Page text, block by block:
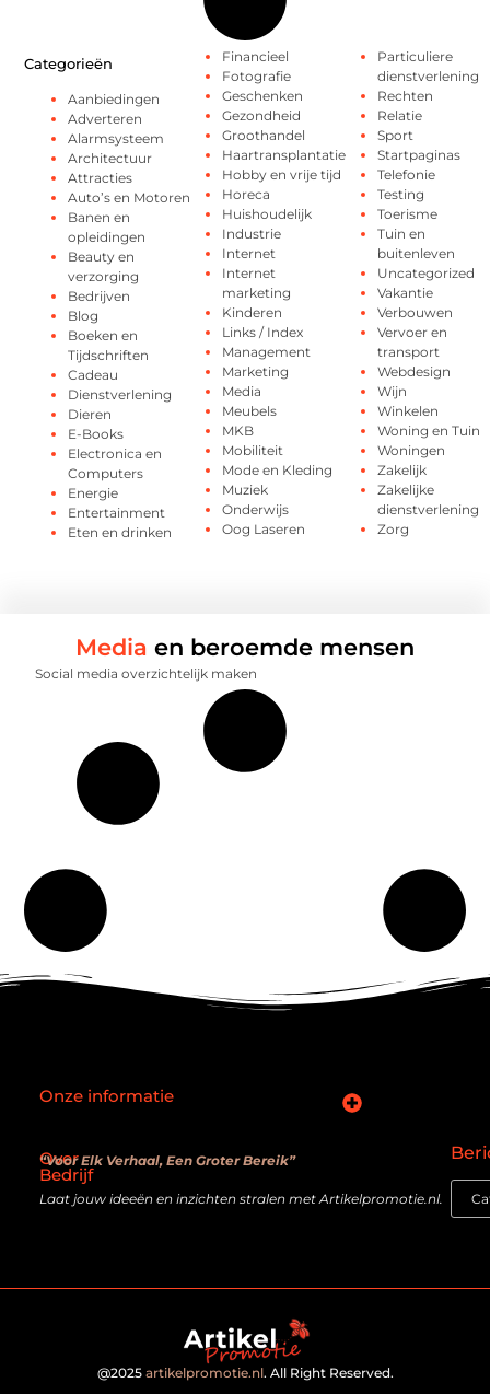
Categorieën
Aanbiedingen
Adverteren
Alarmsysteem
Architectuur
Attracties
Auto’s en Motoren
Banen en
opleidingen
Beauty en
verzorging
Bedrijven
Blog
Boeken en
Tijdschriften
Cadeau
Dienstverlening
Dieren
E-Books
Electronica en
Computers
Energie
Entertainment
Eten en drinken
Financieel
Fotografie
Geschenken
Gezondheid
Groothandel
Haartransplantatie
Hobby en vrije tijd
Horeca
Huishoudelijk
Industrie
Internet
Internet
marketing
Kinderen
Links / Index
Management
Marketing
Media
Meubels
MKB
Mobiliteit
Mode en Kleding
Muziek
Onderwijs
Oog Laseren
Particuliere
dienstverlening
Rechten
Relatie
Sport
Startpaginas
Telefonie
Testing
Toerisme
Tuin en
buitenleven
Uncategorized
Vakantie
Verbouwen
Vervoer en
transport
Webdesign
Wijn
Winkelen
Woning en Tuin
Woningen
Zakelijk
Zakelijke
dienstverlening
Zorg
Media en beroemde mensen
Social media overzichtelijk maken
Over
Bedrijf
“Voor Elk Verhaal, Een Groter Bereik”
Laat jouw ideeën en inzichten stralen met Artikelpromotie.nl.
Onze informatie
@2025 artikelpromotie.nl. All Right Reserved.